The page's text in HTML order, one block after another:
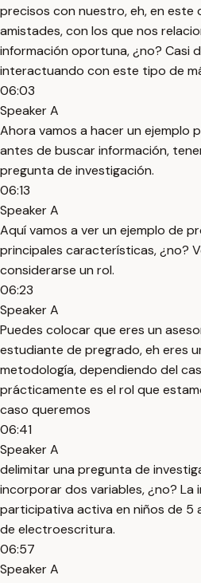
precisos con nuestro, eh, en este
amistades, con los que nos
información oportuna, ¿no? Casi
interactuando con este tipo de
06:03
Speaker A
Ahora vamos a hacer un ejemplo
antes de buscar información,
pregunta de investigación.
06:13
Speaker A
Aquí vamos a ver un ejemplo de
principales características, ¿no?
considerarse un rol.
06:23
Speaker A
Puedes colocar que eres un
estudiante de pregrado, eh eres
metodología, dependiendo del
prácticamente es el rol que
caso queremos
06:41
Speaker A
delimitar una pregunta de
incorporar dos variables, ¿no? La
participativa activa en niños de 5
de electroescritura.
06:57
Speaker A